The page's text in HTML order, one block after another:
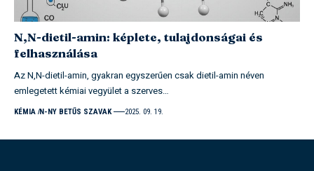
N,N-dietil-amin: képlete, tulajdonságai és
felhasználása
Az N,N-dietil-amin, gyakran egyszerűen csak dietil-amin néven
emlegetett kémiai vegyület a szerves…
KÉMIA N-NY BETŰS SZAVAK 2025. 09. 19.